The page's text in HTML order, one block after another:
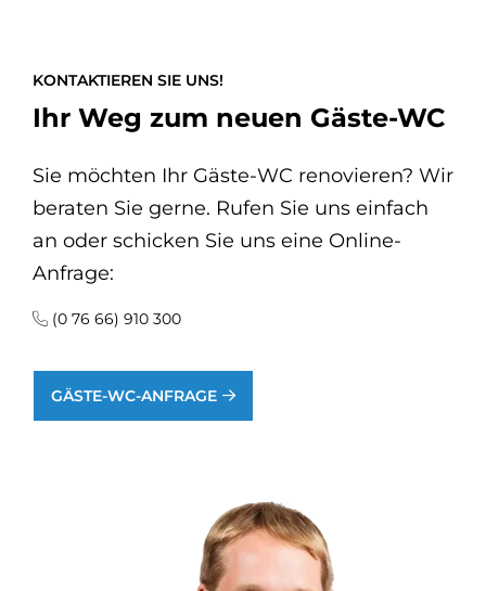
KONTAKTIEREN SIE UNS!
Ihr Weg zum neuen Gäste-WC
Sie möchten Ihr Gäste-WC renovieren? Wir
beraten Sie gerne. Rufen Sie uns einfach
an oder schicken Sie uns eine Online-
Anfrage:
(0 76 66) 910 300
GÄSTE-WC-ANFRAGE